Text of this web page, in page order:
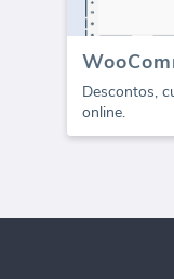
Descontos,
online.